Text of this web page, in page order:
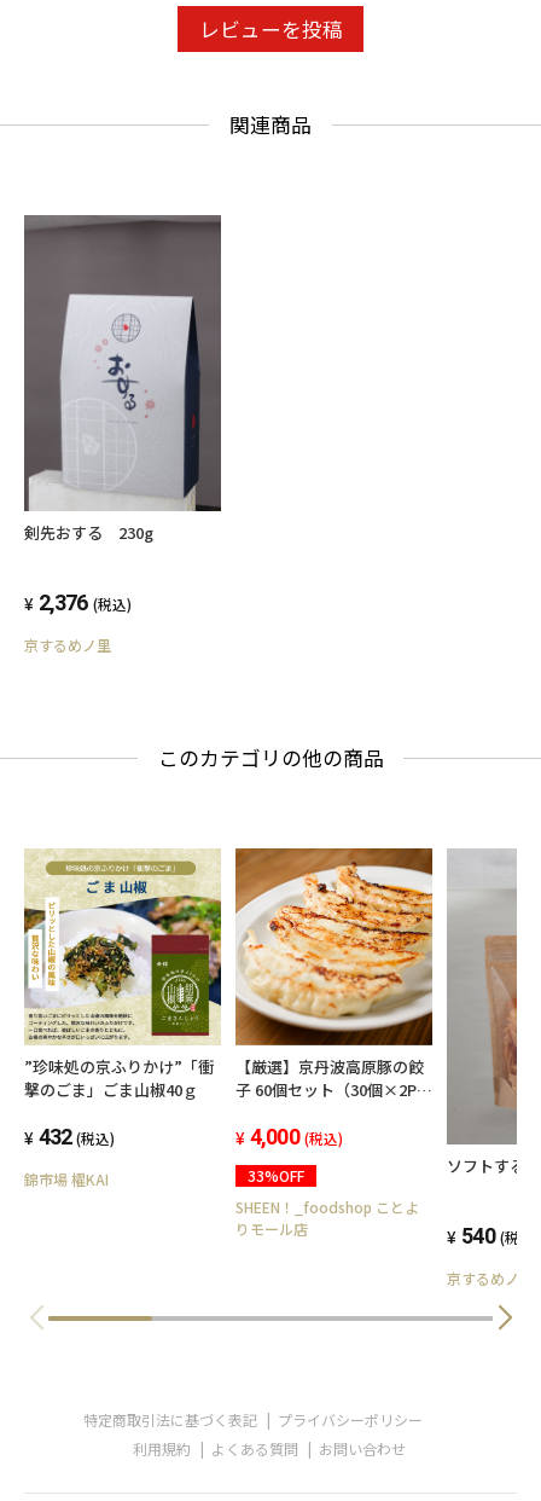
レビューを投稿
関連商品
剣先おする 230g
2,376 (税込)
京するめノ里
このカテゴリの他の商品
”珍味処の京ふりかけ”「衝
撃のごま」ごま山椒40ｇ
432 (税込)
錦市場 櫂KAI
【厳選】京丹波高原豚の餃
子 60個セット（30個×2P）
4,000 (税込)
33%OFF
SHEEN！_foodshop ことよ
りモール店
ソフトする
540 (税込)
京するめノ里
特定商取引法に基づく表記
プライバシーポリシー
利用規約
よくある質問 お問い合わせ